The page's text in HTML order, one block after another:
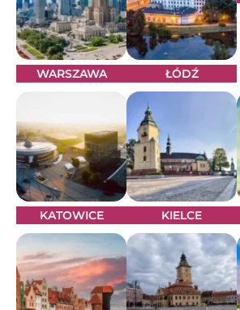
WARSZAWA ŁÓDŹ
KATOWICE KIELCE